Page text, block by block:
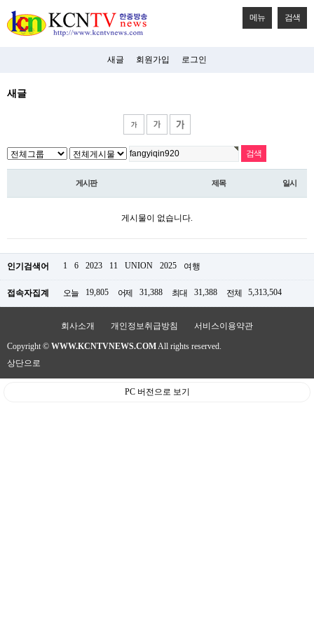
메뉴 검색
새글 회원가입 로그인
새글
게시판 제목 일시
게시물이 없습니다.
인기검색어 1 6 2023 11 UNION 2025 여행
접속자집계 오늘 19,805 어제 31,388 최대 31,388 전체 5,313,504
회사소개 개인정보취급방침 서비스이용약관
Copyright © WWW.KCNTVNEWS.COMAll rights reserved.
상단으로
PC 버전으로 보기